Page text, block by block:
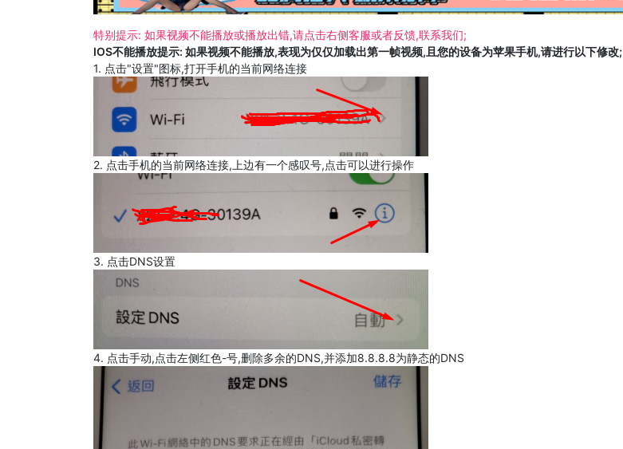
特别提示: 如果视频不能播放或播放出错,请点击右侧客服或者反馈,联系我们;
IOS不能播放提示: 如果视频不能播放,表现为仅仅加载出第一帧视频,且您的设备为苹果手机,请进行以下修改;
1. 点击"设置"图标,打开手机的当前网络连接
2. 点击手机的当前网络连接,上边有一个感叹号,点击可以进行操作
3. 点击DNS设置
4. 点击手动,点击左侧红色-号,删除多余的DNS,并添加8.8.8.8为静态的DNS